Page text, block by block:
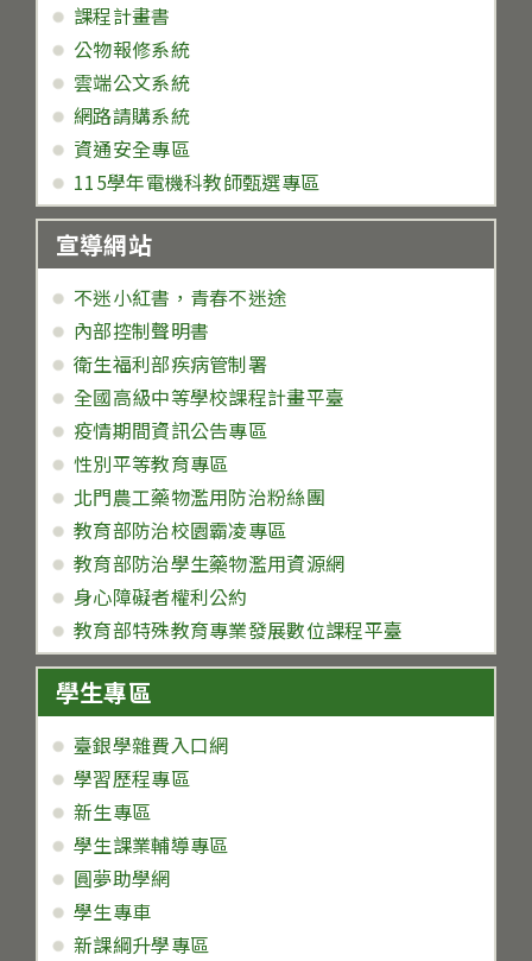
課程計畫書
公物報修系統
雲端公文系統
網路請購系統
資通安全專區
115學年電機科教師甄選專區
宣導網站
不迷小紅書，青春不迷途
內部控制聲明書
衛生福利部疾病管制署
全國高級中等學校課程計畫平臺
疫情期間資訊公告專區
性別平等教育專區
北門農工藥物濫用防治粉絲團
教育部防治校園霸凌專區
教育部防治學生藥物濫用資源網
身心障礙者權利公約
教育部特殊教育專業發展數位課程平臺
學生專區
臺銀學雜費入口網
學習歷程專區
新生專區
學生課業輔導專區
圓夢助學網
學生專車
新課綱升學專區